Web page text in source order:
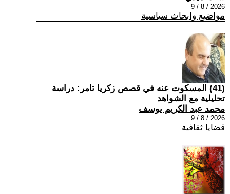
2026 / 8 / 9
مواضيع وابحاث سياسية
(41) المسكوت عنه في قصص زكريا تامر: دراسة
تحليلية مع الشواهد
محمد عبد الكريم يوسف
2026 / 8 / 9
قضايا ثقافية